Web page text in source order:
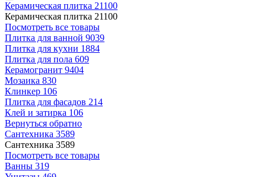
Керамическая плитка 21100
Керамическая плитка 21100
Посмотреть все товары
Плитка для ванной 9039
Плитка для кухни 1884
Плитка для пола 609
Керамогранит 9404
Мозаика 830
Клинкер 106
Плитка для фасадов 214
Клей и затирка 106
Вернуться обратно
Сантехника 3589
Сантехника 3589
Посмотреть все товары
Ванны 319